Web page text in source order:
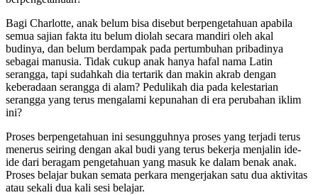
Bagi Charlotte, anak belum bisa disebut berpengetahuan apabila
semua sajian fakta itu belum diolah secara mandiri oleh akal
budinya, dan belum berdampak pada pertumbuhan pribadinya
sebagai manusia. Tidak cukup anak hanya hafal nama Latin
serangga, tapi sudahkah dia tertarik dan makin akrab dengan
keberadaan serangga di alam? Pedulikah dia pada kelestarian
serangga yang terus mengalami kepunahan di era perubahan iklim
ini?
Proses berpengetahuan ini sesungguhnya proses yang terjadi terus
menerus seiring dengan akal budi yang terus bekerja menjalin ide-
ide dari beragam pengetahuan yang masuk ke dalam benak anak.
Proses belajar bukan semata perkara mengerjakan satu dua aktivitas
atau sekali dua kali sesi belajar.